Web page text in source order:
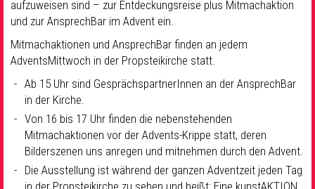
aufzuweisen sind – zur Entdeckungsreise plus Mitmachaktion
und zur AnsprechBar im Advent ein.
Mitmachaktionen und AnsprechBar finden an jedem
AdventsMittwoch in der Propsteikirche statt.
Ab 15 Uhr sind GesprächspartnerInnen an der AnsprechBar
in der Kirche.
Von 16 bis 17 Uhr finden die nebenstehenden
Mitmachaktionen vor der Advents-Krippe statt, deren
Bilderszenen uns anregen und mitnehmen durch den Advent.
Die Ausstellung ist während der ganzen Adventzeit jeden Tag